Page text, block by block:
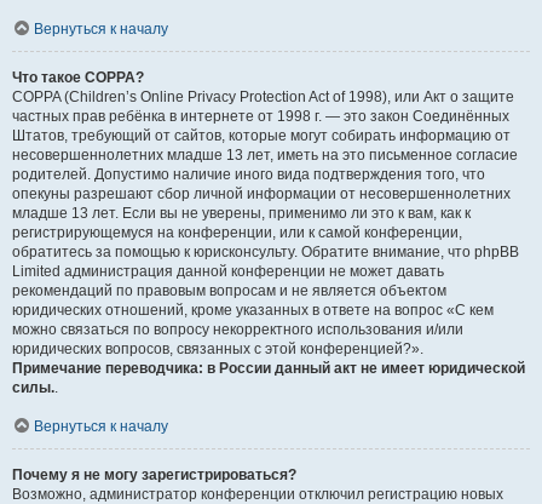
Вернуться к началу
Что такое COPPA?
COPPA (Children’s Online Privacy Protection Act of 1998), или Акт о защите
частных прав ребёнка в интернете от 1998 г. — это закон Соединённых
Штатов, требующий от сайтов, которые могут собирать информацию от
несовершеннолетних младше 13 лет, иметь на это письменное согласие
родителей. Допустимо наличие иного вида подтверждения того, что
опекуны разрешают сбор личной информации от несовершеннолетних
младше 13 лет. Если вы не уверены, применимо ли это к вам, как к
регистрирующемуся на конференции, или к самой конференции,
обратитесь за помощью к юрисконсульту. Обратите внимание, что phpBB
Limited администрация данной конференции не может давать
рекомендаций по правовым вопросам и не является объектом
юридических отношений, кроме указанных в ответе на вопрос «С кем
можно связаться по вопросу некорректного использования и/или
юридических вопросов, связанных с этой конференцией?».
Примечание переводчика: в России данный акт не имеет юридической
силы..
Вернуться к началу
Почему я не могу зарегистрироваться?
Возможно, администратор конференции отключил регистрацию новых